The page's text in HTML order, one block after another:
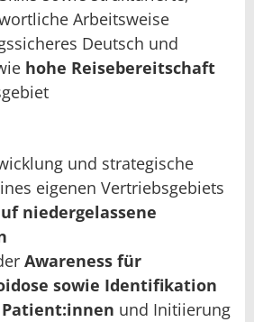
Arbeitsweise
Deutsch und
hohe Reisebereitschaft
und strategische
eigenen Vertriebsgebiets
niedergelassene
Awareness für
sowie Identifikation
und Initiierung